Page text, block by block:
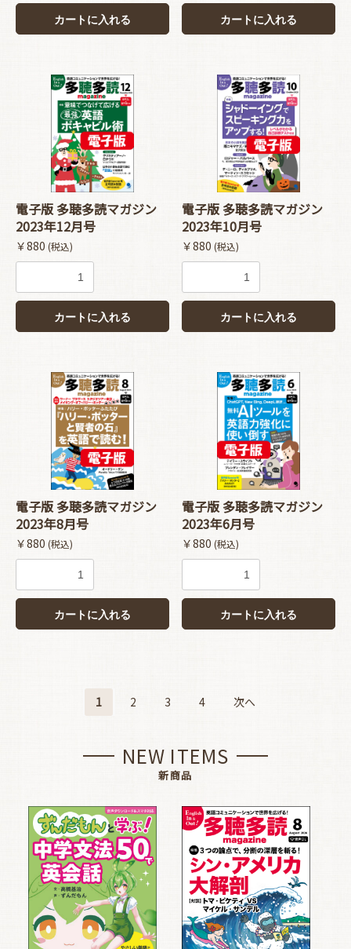
カートに入れる カートに入れる
電子版 多聴多読マガジン
2023年12月号
￥880 (税込)
カートに入れる
電子版 多聴多読マガジン
2023年10月号
￥880 (税込)
カートに入れる
電子版 多聴多読マガジン
2023年8月号
￥880 (税込)
カートに入れる
電子版 多聴多読マガジン
2023年6月号
￥880 (税込)
カートに入れる
1 2 3 4 次へ
NEW ITEMS
新商品